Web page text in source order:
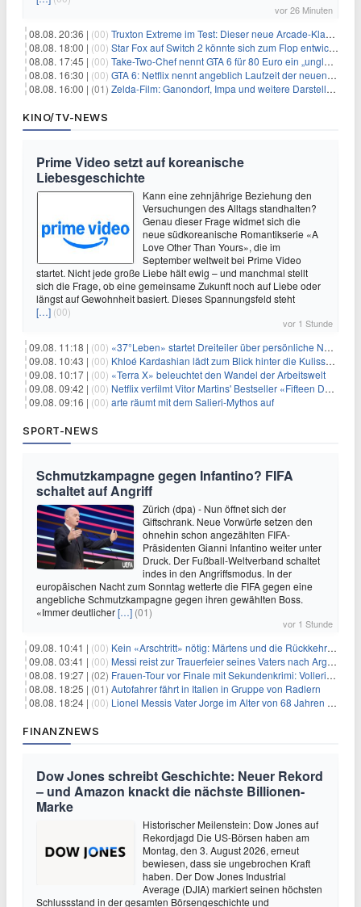
vor 26 Minuten
08.08. 20:36 | (00) Truxton Extreme im Test: Dieser neue Arcade-Klassiker verzeiht dir gar nichts
08.08. 18:00 | (00) Star Fox auf Switch 2 könnte sich zum Flop entwickeln
08.08. 17:45 | (00) Take-Two-Chef nennt GTA 6 für 80 Euro ein „unglaubliches Schnäppchen“
08.08. 16:30 | (00) GTA 6: Netflix nennt angeblich Laufzeit der neuen Gameplay-Präsentation
08.08. 16:00 | (01) Zelda-Film: Ganondorf, Impa und weitere Darsteller sollen feststehen
KINO/TV-NEWS
Prime Video setzt auf koreanische
Liebesgeschichte
Kann eine zehnjährige Beziehung den
Versuchungen des Alltags standhalten?
Genau dieser Frage widmet sich die
neue südkoreanische Romantikserie «A
Love Other Than Yours», die im
September weltweit bei Prime Video
startet. Nicht jede große Liebe hält ewig – und manchmal stellt
sich die Frage, ob eine gemeinsame Zukunft noch auf Liebe oder
längst auf Gewohnheit basiert. Dieses Spannungsfeld steht
[…] (00)
vor 1 Stunde
09.08. 11:18 | (00) «37°Leben» startet Dreiteiler über persönliche Neuanfänge
09.08. 10:43 | (00) Khloé Kardashian lädt zum Blick hinter die Kulissen ihres Freundeskreises
09.08. 10:17 | (00) «Terra X» beleuchtet den Wandel der Arbeitswelt
09.08. 09:42 | (00) Netflix verfilmt Vitor Martins' Bestseller «Fifteen Days»
09.08. 09:16 | (00) arte räumt mit dem Salieri-Mythos auf
SPORT-NEWS
Schmutzkampagne gegen Infantino? FIFA
schaltet auf Angriff
Zürich (dpa) - Nun öffnet sich der
Giftschrank. Neue Vorwürfe setzen den
ohnehin schon angezählten FIFA-
Präsidenten Gianni Infantino weiter unter
Druck. Der Fußball-Weltverband schaltet
indes in den Angriffsmodus. In der
europäischen Nacht zum Sonntag wetterte die FIFA gegen eine
angebliche Schmutzkampagne gegen ihren gewählten Boss.
«Immer deutlicher[…] (01)
vor 1 Stunde
09.08. 10:41 | (00) Kein «Arschtritt» nötig: Märtens und die Rückkehr nach Paris
09.08. 03:41 | (00) Messi reist zur Trauerfeier seines Vaters nach Argentinien
08.08. 19:27 | (02) Frauen-Tour vor Finale mit Sekundenkrimi: Vollering in Gelb
08.08. 18:25 | (01) Autofahrer fährt in Italien in Gruppe von Radlern
08.08. 18:24 | (00) Lionel Messis Vater Jorge im Alter von 68 Jahren gestorben
FINANZNEWS
Dow Jones schreibt Geschichte: Neuer Rekord
– und Amazon knackt die nächste Billionen-
Marke
Historischer Meilenstein: Dow Jones auf
Rekordjagd Die US-Börsen haben am
Montag, den 3. August 2026, erneut
bewiesen, dass sie ungebrochen Kraft
haben. Der Dow Jones Industrial
Average (DJIA) markiert seinen höchsten
Schlussstand in der gesamten Börsengeschichte und